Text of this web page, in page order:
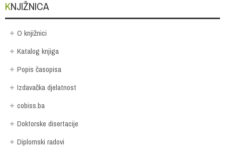
KNJIŽNICA
O knjižnici
Katalog knjiga
Popis časopisa
Izdavačka djelatnost
cobiss.ba
Doktorske disertacije
Diplomski radovi